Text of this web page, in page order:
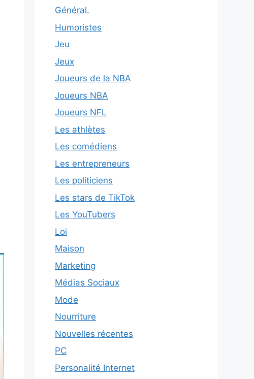
Général.
Humoristes
Jeu
Jeux
Joueurs de la NBA
Joueurs NBA
Joueurs NFL
Les athlètes
Les comédiens
Les entrepreneurs
Les politiciens
Les stars de TikTok
Les YouTubers
Loi
Maison
Marketing
Médias Sociaux
Mode
Nourriture
Nouvelles récentes
PC
Personalité Internet